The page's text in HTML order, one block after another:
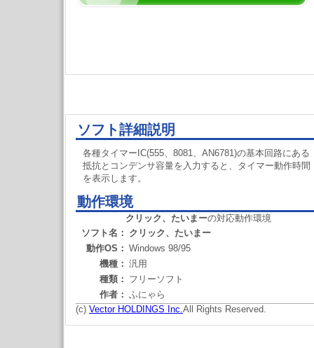
ソフト詳細説明
各種タイマーIC(555、8081、AN6781)の基本回路にある
抵抗とコンデンサ容量を入力すると、タイマー動作時間
を表示します。
動作環境
クリック、たいまーの対応動作環境
ソフト名： クリック、たいまー
動作OS： Windows 98/95
機種： 汎用
種類： フリーソフト
作者： ふにゃら
(c) Vector HOLDINGS Inc.All Rights Reserved.